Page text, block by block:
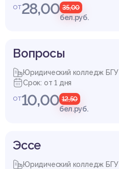
от28,00 35,00
бел.руб.
Вопросы
Юридический колледж БГУ
Срок: от 1 дня
от10,00 12,50
бел.руб.
Эссе
Юридический колледж БГУ